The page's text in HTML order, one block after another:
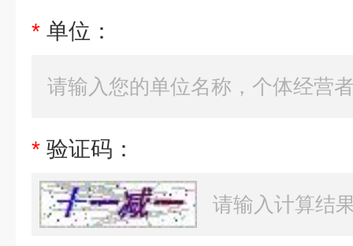
* 单位：
* 验证码：